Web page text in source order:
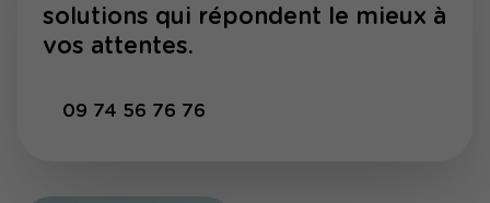
solutions qui répondent le mieux à
vos attentes.
09 74 56 76 76